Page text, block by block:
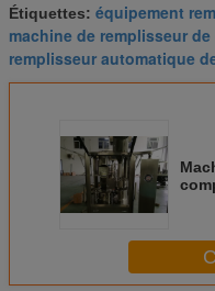
Étiquettes: équipement
machine de remplisseur
remplisseur automatique